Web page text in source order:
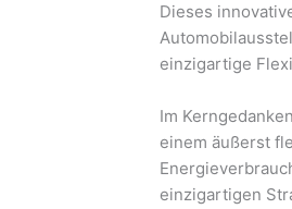
Dieses
einzigartige
Im
einem äußerst
einzigartigen